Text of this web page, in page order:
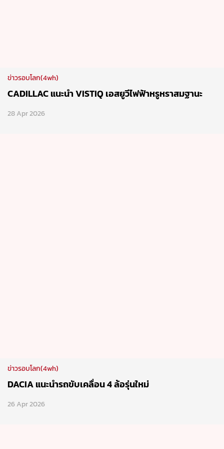
ข่าวรอบโลก(4wh)
CADILLAC แนะนำ VISTIQ เอสยูวีไฟฟ้าหรูหราสมฐานะ
28 Apr 2026
ข่าวรอบโลก(4wh)
DACIA แนะนำรถขับเคลื่อน 4 ล้อรุ่นใหม่
26 Apr 2026